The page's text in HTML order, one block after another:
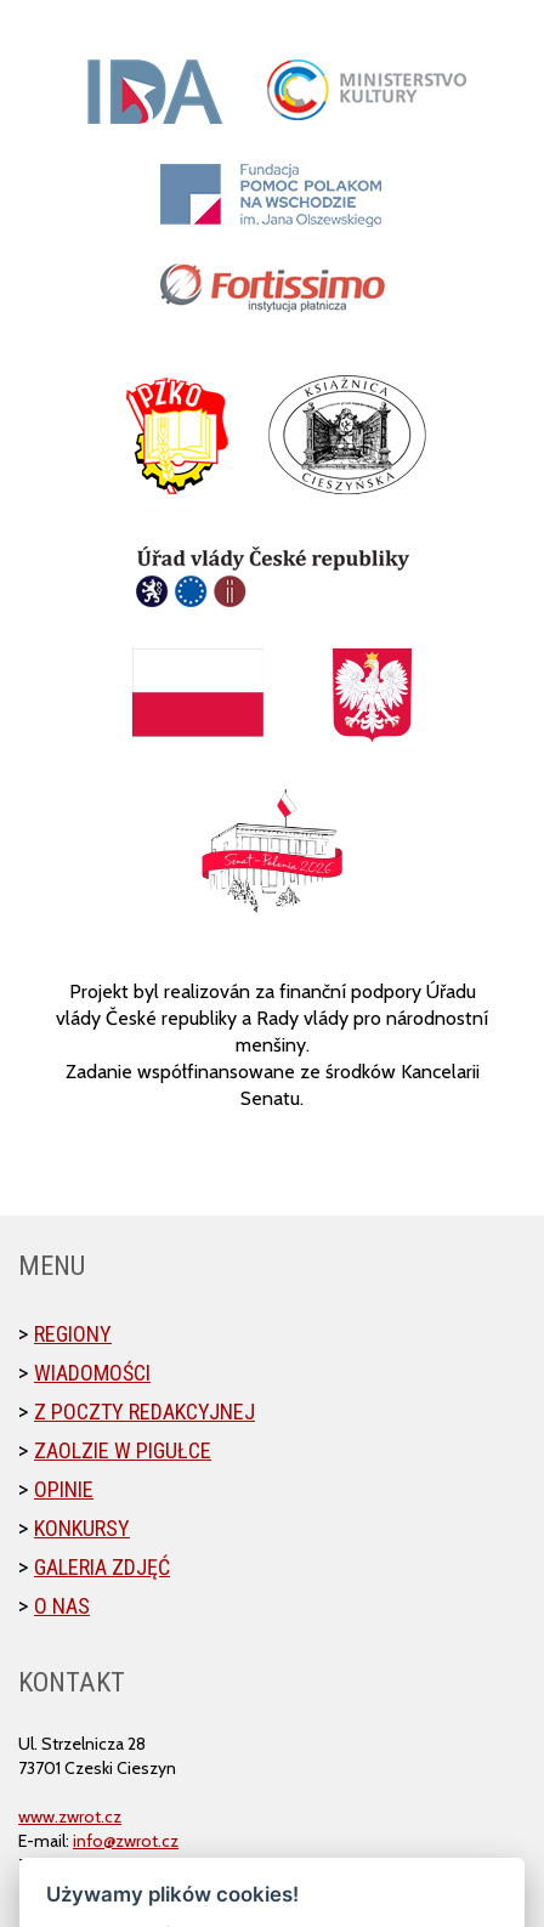
Projekt byl realizován za finanční podpory Úřadu
vlády České republiky a Rady vlády pro národnostní
menšiny.
Zadanie współfinansowane ze środków Kancelarii
Senatu.
MENU
REGIONY
WIADOMOŚCI
Z POCZTY REDAKCYJNEJ
ZAOLZIE W PIGUŁCE
OPINIE
KONKURSY
GALERIA ZDJĘĆ
O NAS
KONTAKT
Ul. Strzelnicza 28
73701 Czeski Cieszyn
www.zwrot.cz
E-mail: info@zwrot.cz
Tel. i faks: 558 711 582
Używamy plików cookies!